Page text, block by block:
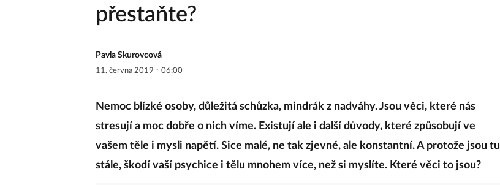
přestaňte?
Pavla Skurovcová
11. června 2019 · 06:00
Nemoc blízké osoby, důležitá schůzka, mindrák z nadváhy. Jsou věci, které nás
stresují a moc dobře o nich víme. Existují ale i další důvody, které způsobují ve
vašem těle i mysli napětí. Sice malé, ne tak zjevné, ale konstantní. A protože jsou tu
stále, škodí vaší psychice i tělu mnohem více, než si myslíte. Které věci to jsou?